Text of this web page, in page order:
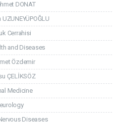
DONAT
UZUNEYÜPOĞLU
Cerrahisi
and Diseases
Özdemir
ÇELİKSÖZ
Medicine
Diseases